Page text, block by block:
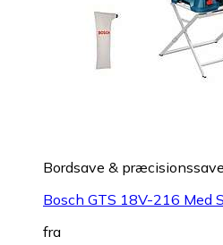
Bordsave & præcisionssave
Bosch GTS 18V-216 Med
fra